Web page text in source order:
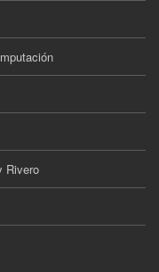
Rivero